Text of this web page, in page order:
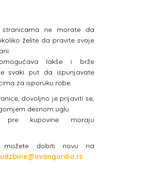
ne morate da
želite da pravite svoje
lakše i brže
svaki put da ispunjavate
za isporuku robe.
dovoljno je prijaviti se,
desnom uglu.
pre kupovine moraju
možete dobiti novu na